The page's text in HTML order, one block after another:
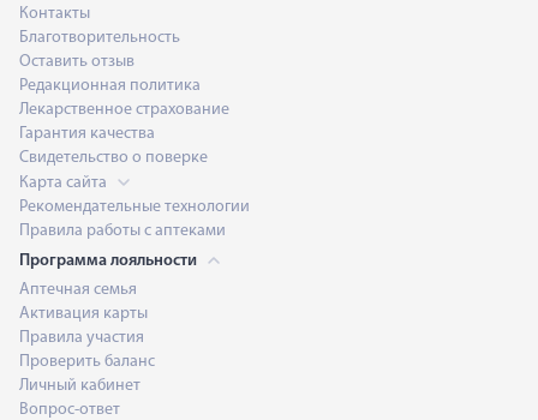
Контакты
Благотворительность
Оставить отзыв
Редакционная политика
Лекарственное страхование
Гарантия качества
Свидетельство о поверке
Карта сайта
Рекомендательные технологии
Правила работы с аптеками
Программа лояльности
Аптечная семья
Активация карты
Правила участия
Проверить баланс
Личный кабинет
Вопрос-ответ